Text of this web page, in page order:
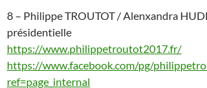
8 – Philippe TROUTOT / Alenxandra
présidentielle
https://www.philippetroutot2017.fr/
https://www.facebook.com/pg/
ref=page_internal